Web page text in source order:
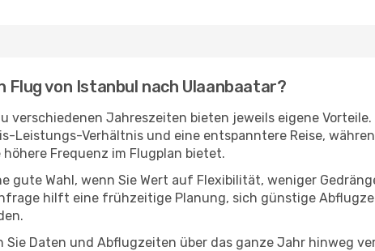
von Istanbul nach Ulaanbaatar?
verschiedenen Jahreszeiten bieten jeweils eigene
Leistungs-Verhältnis und eine entspanntere Reise,
Frequenz im Flugplan bietet.
gute Wahl, wenn Sie Wert auf Flexibilität, weniger
hilft eine frühzeitige Planung, sich günstige
Sie Daten und Abflugzeiten über das ganze Jahr hinweg